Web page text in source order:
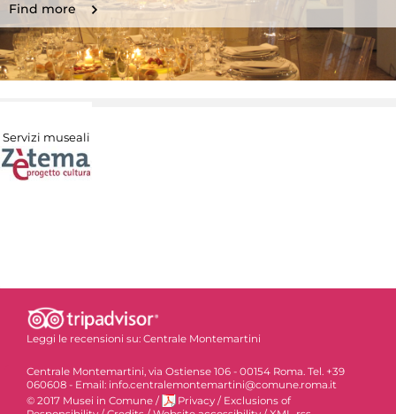
Find more
Servizi museali
Leggi le recensioni su: Centrale Montemartini
Centrale Montemartini, via Ostiense 106 - 00154 Roma. Tel. +39
060608 - Email: info.centralemontemartini@comune.roma.it
© 2017 Musei in Comune / Privacy / Exclusions of